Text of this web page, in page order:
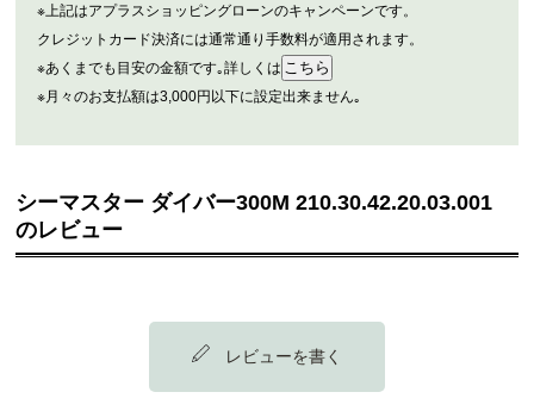
※上記はアプラスショッピングローンのキャンペーンです。
クレジットカード決済には通常通り手数料が適用されます。
※あくまでも目安の金額です｡詳しくは
※月々のお支払額は3,000円以下に設定出来ません｡
シーマスター ダイバー300M 210.30.42.20.03.001
のレビュー
レビューを書く